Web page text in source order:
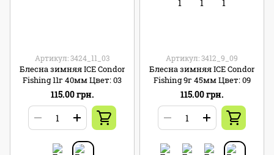
Артикул: 3424_11_03
Блесна зимняя ICE Condor
Fishing 11г 40мм Цвет: 03
115.00 грн.
Артикул: 3412_9_09
Блесна зимняя ICE Condor
Fishing 9г 45мм Цвет: 09
115.00 грн.